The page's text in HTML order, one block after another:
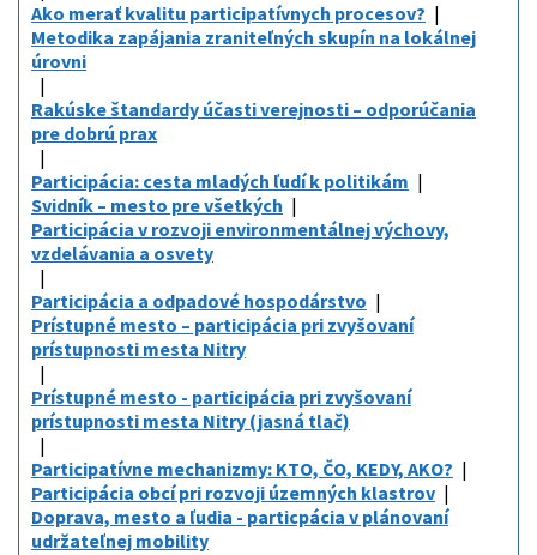
Ako merať kvalitu participatívnych procesov?
Metodika zapájania zraniteľných skupín na lokálnej
úrovni
Rakúske štandardy účasti verejnosti – odporúčania
pre dobrú prax
Participácia: cesta mladých ľudí k politikám
Svidník – mesto pre všetkých
Participácia v rozvoji environmentálnej výchovy,
vzdelávania a osvety
Participácia a odpadové hospodárstvo
Prístupné mesto – participácia pri zvyšovaní
prístupnosti mesta Nitry
Prístupné mesto - participácia pri zvyšovaní
prístupnosti mesta Nitry (jasná tlač)
Participatívne mechanizmy: KTO, ČO, KEDY, AKO?
Participácia obcí pri rozvoji územných klastrov
Doprava, mesto a ľudia - particpácia v plánovaní
udržateľnej mobility